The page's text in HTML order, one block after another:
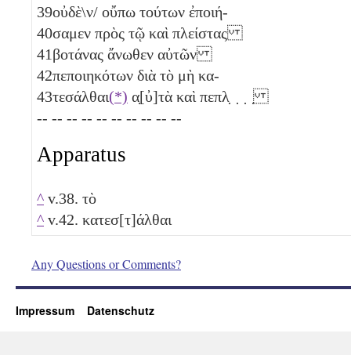
39οὐδὲ\ν/ οὔπω τούτων ἐποιή-
40σαμεν πρὸς τῷ καὶ πλείστας
41βοτάνας ἄνωθεν αὐτῶν
42πεποιηκότων διὰ τὸ μὴ κα-
43τεσάλθαι(*) α̣[ὐ]τὰ καὶ πεπλ̣ ̣ ̣ ̣
-- -- -- -- -- -- -- -- -- --
Apparatus
^ v.38. τὸ
^ v.42. κατεσ[τ]άλθαι
Any Questions or Comments?
Impressum Datenschutz